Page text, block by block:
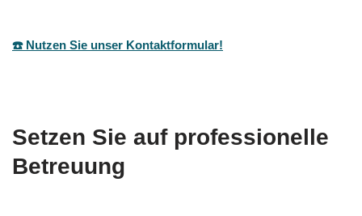
☎️ Nutzen Sie unser Kontaktformular!
Setzen Sie auf professionelle
Betreuung